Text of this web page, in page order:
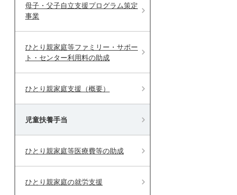
母子・父子自立支援プログラム策定
事業
ひとり親家庭等ファミリー・サポー
ト・センター利用料の助成
ひとり親家庭支援（概要）
児童扶養手当
ひとり親家庭等医療費等の助成
ひとり親家庭の就労支援